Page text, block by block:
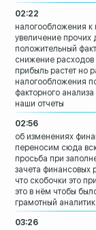
02:22
налогообложения к
увеличение прочих
положительный
снижение расходов
прибыль растет но
налогообложения
факторного
наши отчеты
02:56
об изменениях
переносим сюда
просьба при
зачета финансовых
что скобочки это
это в нём чтобы
грамотный аналитик
03:26